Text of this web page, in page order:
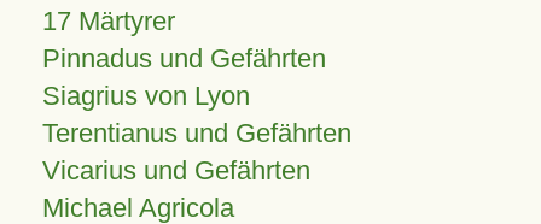
17 Märtyrer
Pinnadus und Gefährten
Siagrius von Lyon
Terentianus und Gefährten
Vicarius und Gefährten
Michael Agricola